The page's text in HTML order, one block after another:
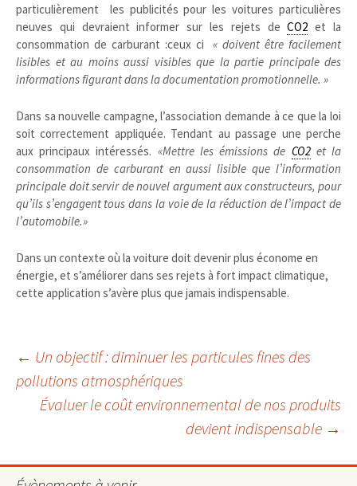
particulièrement les publicités pour les voitures particulières
neuves qui devraient informer sur les rejets deCO2 et la
consommation de carburant :ceux ci« doivent être facilement
lisibles et au moins aussi visibles que la partie principale des
informations figurant dans la documentation promotionnelle. »
Dans sa nouvelle campagne, l’association demande à ce que la loi
soit correctement appliquée. Tendant au passage une perche
aux principaux intéressés. «Mettre les émissions de CO2et la
consommation de carburant en aussi lisible que l’information
principale doit servir de nouvel argument aux constructeurs, pour
qu’ils s’engagent tous dans la voie de la réduction de l’impact de
l’automobile.»
Dans un contexte où la voiture doit devenir plus économe en
énergie, et s’améliorer dans ses rejets à fort impact climatique,
cette application s’avère plus que jamais indispensable.
Navigation
des
articles
← Un objectif : diminuer les particules fines des
pollutions atmosphériques
Évaluer le coût environnemental de nos produits
devient indispensable →